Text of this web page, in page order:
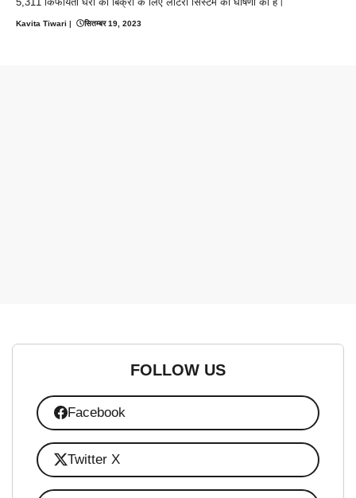
Kavita Tiwari | सितम्बर 19, 2023
FOLLOW US
Facebook
Twitter X